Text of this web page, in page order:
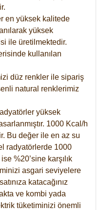
en yüksek kalitede
yüksek
ile üretilmektedir.
kullanılan
düz renkler ile sipariş
natural renklerimiz
yüksek
1000 Kcal/h
Bu değer ile en az su
radyatörlerde 1000
%20’sine karşılık
asgari seviyelere
katacağınız
ve kombi yada
tüketiminizi önemli